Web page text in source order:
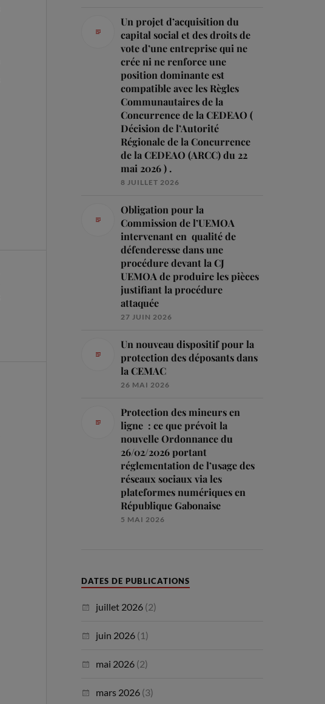
Un projet d’acquisition du
capital social et des droits de
vote d’une entreprise qui ne
crée ni ne renforce une
position dominante est
compatible avec les Règles
Communautaires de la
Concurrence de la CEDEAO (
Décision de l’Autorité
Régionale de la Concurrence
de la CEDEAO (ARCC) du 22
mai 2026 ) .
8 JUILLET 2026
Obligation pour la
Commission de l’UEMOA
intervenant en qualité de
défenderesse dans une
procédure devant la CJ
UEMOA de produire les pièces
justifiant la procédure
attaquée
27 JUIN 2026
Un nouveau dispositif pour la
protection des déposants dans
la CEMAC
26 MAI 2026
Protection des mineurs en
ligne : ce que prévoit la
nouvelle Ordonnance du
26/02/2026 portant
réglementation de l’usage des
réseaux sociaux via les
plateformes numériques en
République Gabonaise
5 MAI 2026
DATES DE PUBLICATIONS
juillet 2026 (2)
juin 2026 (1)
mai 2026 (2)
mars 2026 (3)